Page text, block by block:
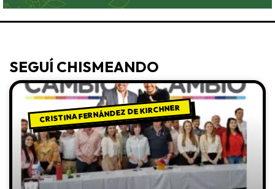
SEGUÍ CHISMEANDO
CRISTINA FERNÁNDEZ DE KIRCHNER